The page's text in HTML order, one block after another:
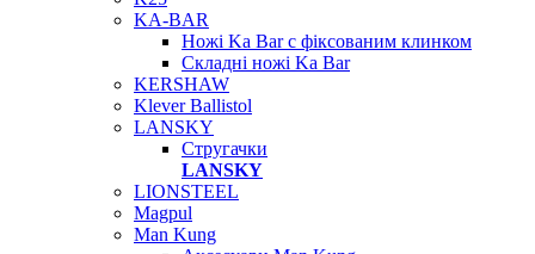
KA-BAR
Ножі Ka Bar c фіксованим клинком
Складні ножі Ka Bar
KERSHAW
Klever Ballistol
LANSKY
Стругачки
LANSKY
LIONSTEEL
Magpul
Man Kung